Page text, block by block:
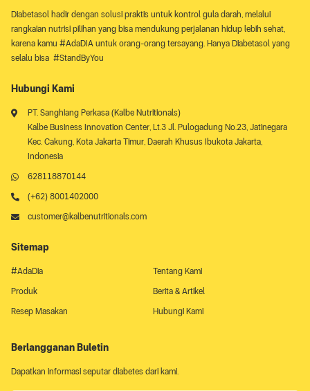
Diabetasol hadir dengan solusi praktis untuk kontrol gula darah, melalui
rangkaian nutrisi pilihan yang bisa mendukung perjalanan hidup lebih sehat,
karena kamu #AdaDIA untuk orang-orang tersayang. Hanya Diabetasol yang
selalu bisa #StandByYou
Hubungi Kami
PT. Sanghiang Perkasa (Kalbe Nutritionals)
Kalbe Business Innovation Center, Lt.3 Jl. Pulogadung No.23, Jatinegara
Kec. Cakung, Kota Jakarta Timur, Daerah Khusus Ibukota Jakarta,
Indonesia
628118870144
(+62) 8001402000
customer@kalbenutritionals.com
Sitemap
#AdaDia Tentang Kami
Produk Berita & Artikel
Resep Masakan Hubungi Kami
Berlangganan Buletin
Dapatkan informasi seputar diabetes dari kami.